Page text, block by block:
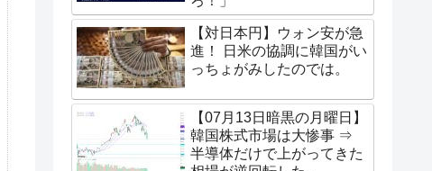
【対日本円】ウォン安が急
進！ 日米の協調に韓国がい
っちょがみしたのでは。
【07月13日暗黒の月曜日】
韓国株式市場は大惨事 ⇒
半導体だけで上がってきた